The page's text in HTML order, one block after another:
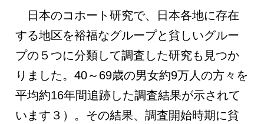
日本のコホート研究で、日本各地に存在
する地区を裕福なグループと貧しいグルー
プの５つに分類して調査した研究も見つか
りました。40～69歳の男女約9万人の方々を
平均約16年間追跡した調査結果が示されて
います３）。その結果、調査開始時期に貧